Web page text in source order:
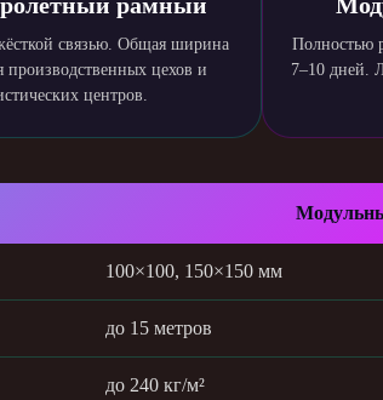
связью. Общая ширина
цехов и
центров.
Полностью
7–10 дней.
100×100, 150×150 мм
до 15 метров
до 240 кг/м²